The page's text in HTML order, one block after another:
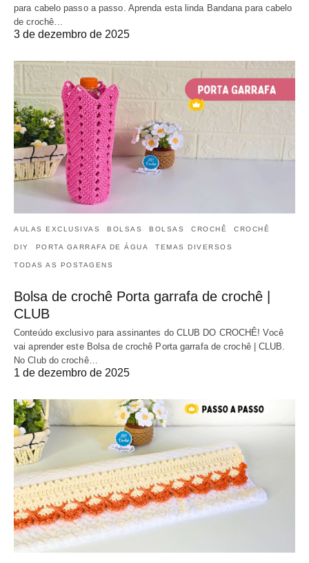
para cabelo passo a passo. Aprenda esta linda Bandana para cabelo
de crochê…
3 de dezembro de 2025
AULAS EXCLUSIVAS BOLSAS BOLSAS CROCHÊ CROCHÊ
DIY PORTA GARRAFA DE ÁGUA TEMAS DIVERSOS
TODAS AS POSTAGENS
Bolsa de crochê Porta garrafa de crochê |
CLUB
Conteúdo exclusivo para assinantes do CLUB DO CROCHÊ! Você
vai aprender este Bolsa de crochê Porta garrafa de crochê | CLUB.
No Club do crochê…
1 de dezembro de 2025